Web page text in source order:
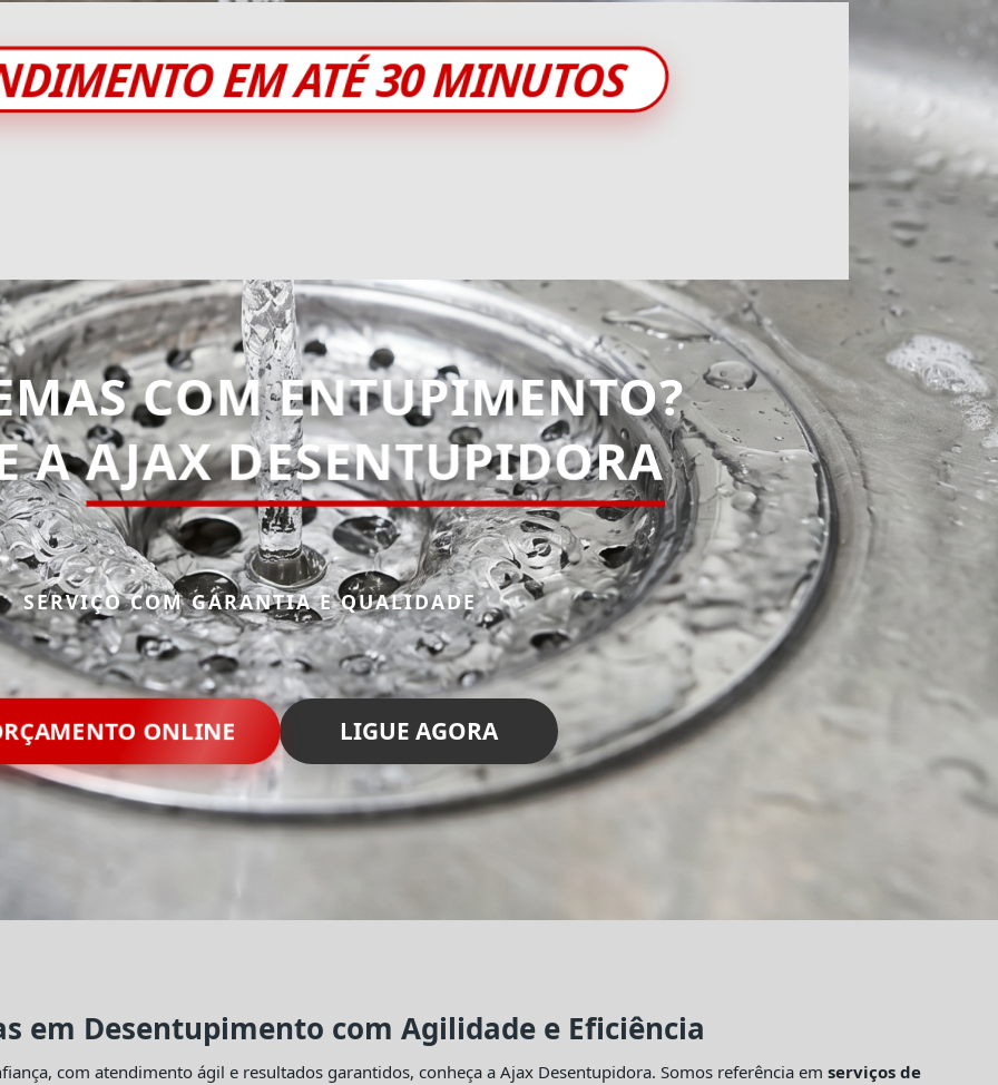
EM ATÉ 30 MINUTOS
COM ENTUPIMENTO?
AAJAX DESENTUPIDORA
SERVIÇO COM GARANTIA E QUALIDADE
ONLINE LIGUE AGORA
em Desentupimento com Agilidade e Eficiência
com atendimento ágil e resultados garantidos, conheça a Ajax Desentupidora. Somos referência em serviços de